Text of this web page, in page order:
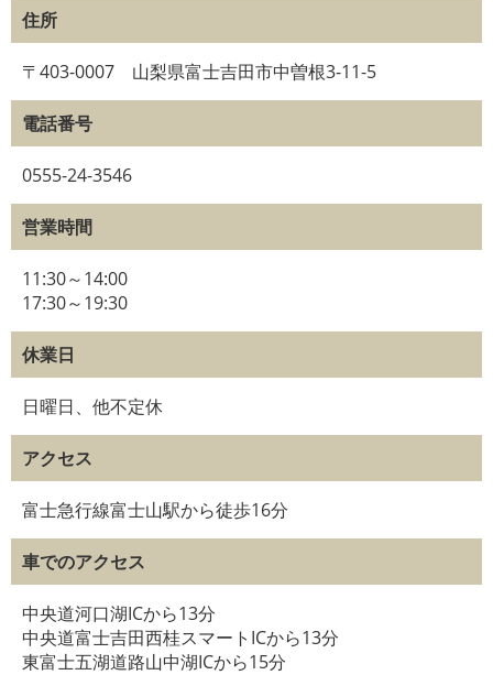
住所
〒403-0007 山梨県富士吉田市中曽根3-11-5
電話番号
0555-24-3546
営業時間
11:30～14:00
17:30～19:30
休業日
日曜日、他不定休
アクセス
富士急行線富士山駅から徒歩16分
車でのアクセス
中央道河口湖ICから13分
中央道富士吉田西桂スマートICから13分
東富士五湖道路山中湖ICから15分